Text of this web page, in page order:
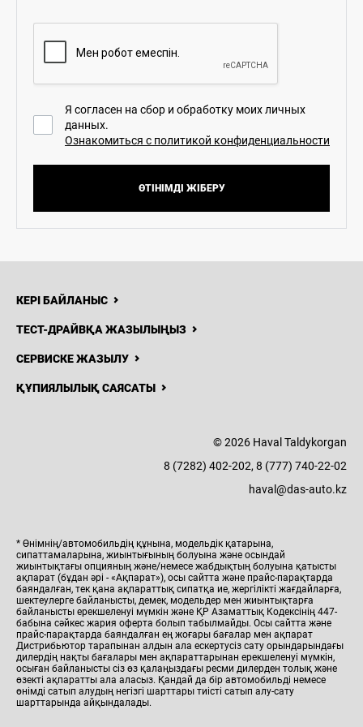
Я согласен на сбор и обработку моих личных
данных.
Ознакомиться с политикой конфиденциальности
ӨТІНІМДІ ЖІБЕРУ
КЕРІ БАЙЛАНЫС
ТЕСТ-ДРАЙВҚА ЖАЗЫЛЫҢЫЗ
СЕРВИСКЕ ЖАЗЫЛУ
ҚҰПИЯЛЫЛЫҚ САЯСАТЫ
© 2026 Haval Taldykorgan
8 (7282) 402-202, 8 (777) 740-22-02
haval@das-auto.kz
* Өнімнің/автомобильдің құнына, модельдік қатарына,
сипаттамаларына, жиынтығының болуына және осындай
жиынтықтағы опцияның және/немесе жабдықтың болуына қатысты
ақпарат (бұдан әрі - «Ақпарат»), осы сайтта және прайс-парақтарда
баяндалған, тек қана ақпараттық сипатқа ие, жергілікті жағдайларға,
шектеулерге байланысты, демек, модельдер мен жиынтықтарға
байланысты ерекшеленуі мүмкін және ҚР Азаматтық Кодексінің 447-
бабына сәйкес жария оферта болып табылмайды. Осы сайтта және
прайс-парақтарда баяндалған ең жоғары бағалар мен ақпарат
Дистрибьютор тарапынан алдын ала ескертусіз сату орындарындағы
дилердің нақты бағалары мен ақпараттарынан ерекшеленуі мүмкін,
осыған байланысты сіз өз қалаңыздағы ресми дилерден толық және
өзекті ақпаратты ала аласыз. Қандай да бір автомобильді немесе
өнімді сатып алудың негізгі шарттары тиісті сатып алу-сату
шарттарында айқындалады.